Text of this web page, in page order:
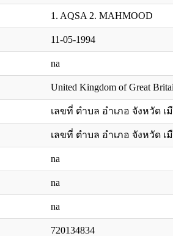
1. AQSA 2. MAHMOOD
11-05-1994
na
United Kingdom of Great
เลขที่ ตำบล อำเภอ จังหวัด เ
เลขที่ ตำบล อำเภอ จังหวัด เ
na
na
na
720134834